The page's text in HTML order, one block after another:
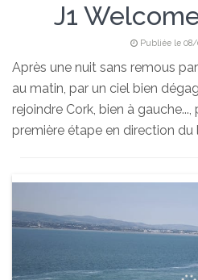
J1
Publiée le
Après une nuit sans remous
au matin, par un ciel bien
rejoindre Cork, bien à
première étape en direction du